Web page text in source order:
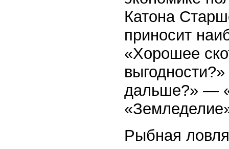
Катона
приносит
«Хорошее
дальше?» —
Рыбная ловля